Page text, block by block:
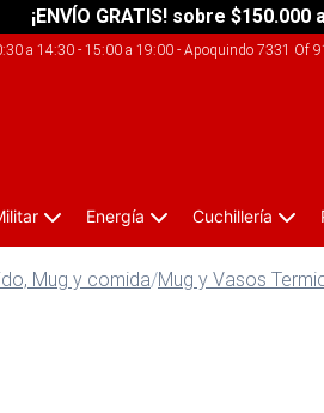
¡ENVÍO GRATIS! sobre
a 14:30 - 15:00 a 19:00- Apoquindo 7331 Of
Energía Cuchillería
Mug y comida/Mug y Vasos